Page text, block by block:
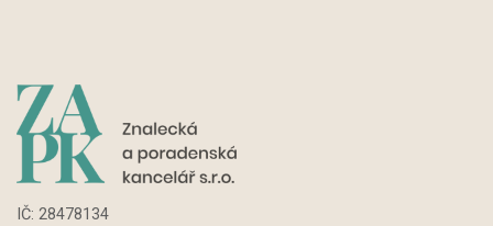
IČ: 28478134